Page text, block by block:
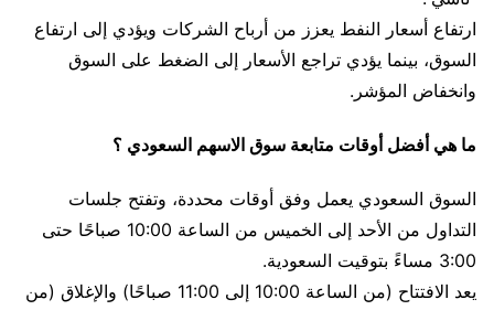
ارتفاع أسعار النفط يعزز من أرباح الشركات ويؤدي إلى ارتفاع
السوق، بينما يؤدي تراجع الأسعار إلى الضغط على السوق
وانخفاض المؤشر.
ما هي أفضل أوقات متابعة سوق الاسهم السعودي ؟
السوق السعودي يعمل وفق أوقات محددة، وتفتح جلسات
التداول من الأحد إلى الخميس من الساعة 10:00 صباحًا حتى
3:00 مساءً بتوقيت السعودية.
يعد الافتتاح (من الساعة 10:00 إلى 11:00 صباحًا) والإغلاق (من